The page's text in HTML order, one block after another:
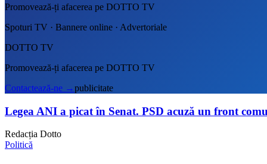
Promovează-ți afacerea pe DOTTO TV
Spoturi TV · Bannere online · Advertoriale
DOTTO TV
Promovează-ți afacerea pe DOTTO TV
Contactează-ne →publicitate
Legea ANI a picat în Senat. PSD acuză un front
Redacția Dotto
Politică